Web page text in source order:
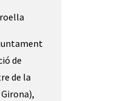
de
de la